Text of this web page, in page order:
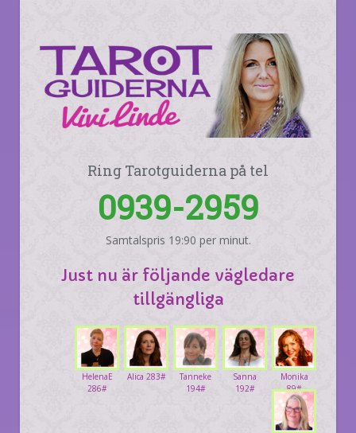
Ring Tarotguiderna på tel
0939-2959
Samtalspris 19:90 per minut.
Just nu är följande vägledare
tillgängliga
Monika
89#
Sanna
192#
Tanneke
194#
Alica 283#
HelenaE
286#